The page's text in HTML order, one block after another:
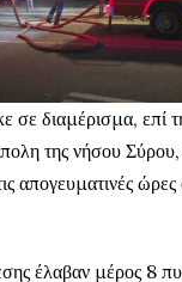
σε διαμέρισμα, επί
της νήσου Σύρου,
απογευματινές
έλαβαν μέρος 8